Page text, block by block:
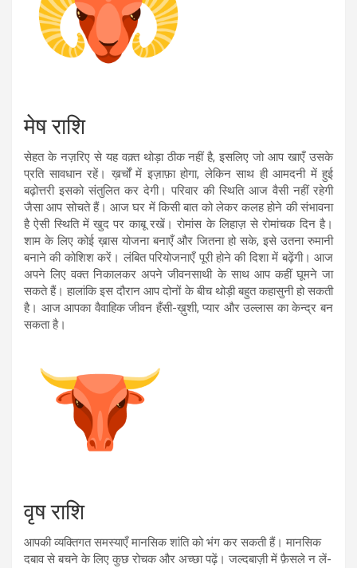
मेष राशि
सेहत के नज़रिए से यह वक़्त थोड़ा ठीक नहीं है, इसलिए जो आप खाएँ उसके
प्रति सावधान रहें। ख़र्चों में इज़ाफ़ा होगा, लेकिन साथ ही आमदनी में हुई
बढ़ोत्तरी इसको संतुलित कर देगी। परिवार की स्थिति आज वैसी नहीं रहेगी
जैसा आप सोचते हैं। आज घर में किसी बात को लेकर कलह होने की संभावना
है ऐसी स्थिति में खुद पर काबू रखें। रोमांस के लिहाज़ से रोमांचक दिन है।
शाम के लिए कोई ख़ास योजना बनाएँ और जितना हो सके, इसे उतना रुमानी
बनाने की कोशिश करें। लंबित परियोजनाएँ पूरी होने की दिशा में बढ़ेंगी। आज
अपने लिए वक्त निकालकर अपने जीवनसाथी के साथ आप कहीं घूमने जा
सकते हैं। हालांकि इस दौरान आप दोनों के बीच थोड़ी बहुत कहासुनी हो सकती
है। आज आपका वैवाहिक जीवन हँसी-ख़ुशी, प्यार और उल्लास का केन्द्र बन
सकता है।
वृष राशि
आपकी व्यक्तिगत समस्याएँ मानसिक शांति को भंग कर सकती हैं। मानसिक
दबाव से बचने के लिए कुछ रोचक और अच्छा पढ़ें। जल्दबाज़ी में फ़ैसले न लें-